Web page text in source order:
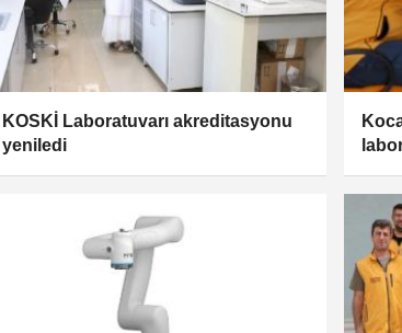
KOSKİ Laboratuvarı akreditasyonu
yeniledi